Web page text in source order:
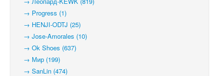
→ Progress (1)
→ HENJI-ODTJ (25)
→ Jose-Amorales (10)
→ Ok Shoes (637)
→ Мир (199)
→ SanLin (474)